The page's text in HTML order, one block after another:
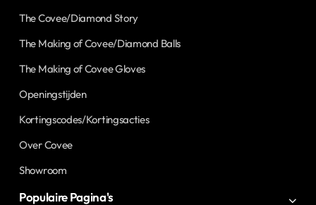
The Covee/Diamond Story
The Making of Covee/Diamond Balls
The Making of Covee Gloves
Openingstijden
Kortingscodes/Kortingsacties
Over Covee
Showroom
Populaire Pagina's